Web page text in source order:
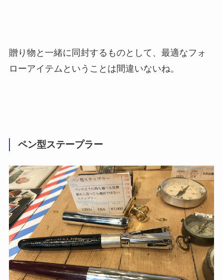
贈り物と一緒に同封するものとして、最適なフォ
ローアイテムということは間違いないね。
ペン型ステープラー